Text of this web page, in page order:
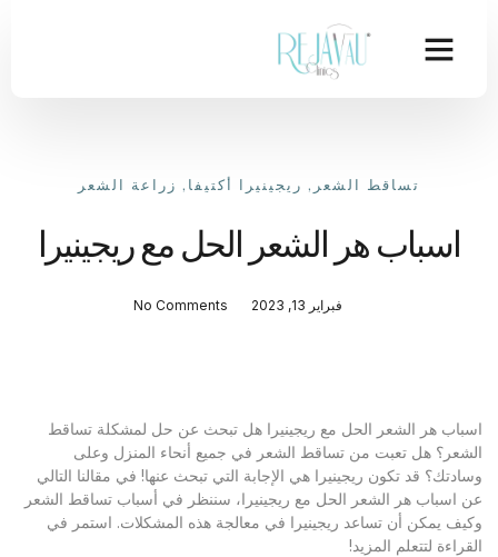
تساقط الشعر , ريجينيرا أكتيفا , زراعة الشعر
اسباب هر الشعر الحل مع ريجينيرا
فبراير 13, 2023 No Comments
اسباب هر الشعر الحل مع ريجينيرا هل تبحث عن حل لمشكلة تساقط
الشعر؟ هل تعبت من تساقط الشعر في جميع أنحاء المنزل وعلى
وسادتك؟ قد تكون ريجينيرا هي الإجابة التي تبحث عنها! في مقالنا التالي
عن اسباب هر الشعر الحل مع ريجينيرا، سننظر في أسباب تساقط الشعر
وكيف يمكن أن تساعد ريجينيرا في معالجة هذه المشكلات. استمر في
القراءة لتتعلم المزيد!